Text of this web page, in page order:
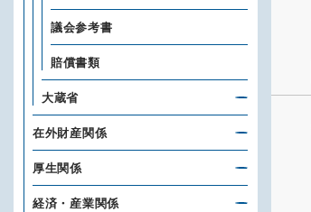
議会参考書
賠償書類
大蔵省
在外財産関係
厚生関係
経済・産業関係